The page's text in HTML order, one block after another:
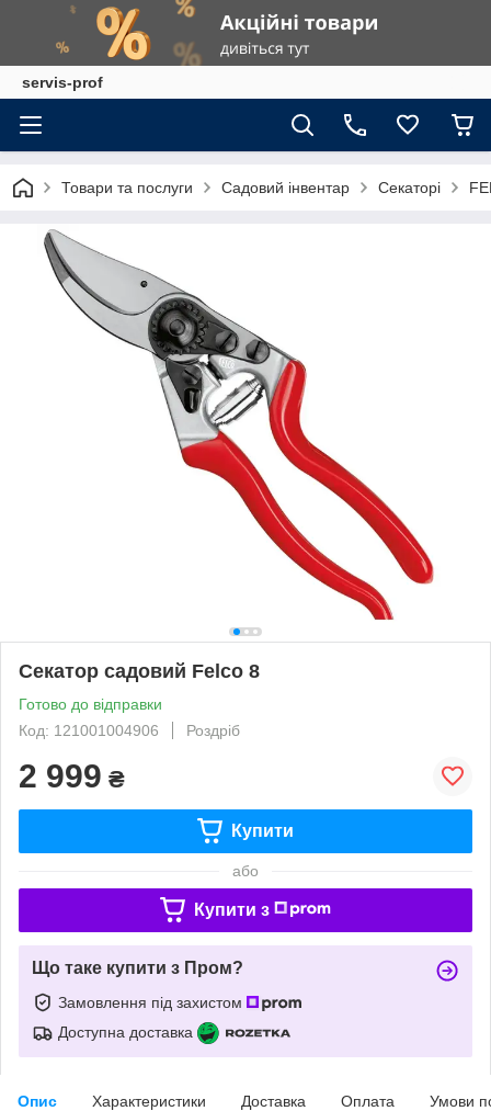
servis-prof
Товари та послуги Садовий інвентар Секаторі
Секатор садовий Felco 8
Готово до відправки
Код: 121001004906
Роздріб
2 999 ₴
Купити
або
Купити з
Що таке купити з Пром?
Замовлення під захистом
Доступна доставка
Опис Характеристики Доставка Оплата Умови